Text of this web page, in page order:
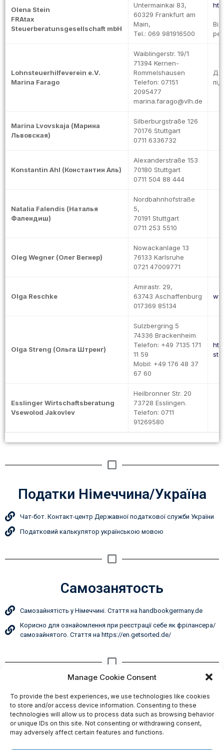
Manage Cookie Consent
To provide the best experiences, we use technologies like cookies
to store and/or access device information. Consenting to these
technologies will allow us to process data such as browsing behavior
or unique IDs on this site. Not consenting or withdrawing consent,
may adversely affect certain features and functions.
Olena Stein
FRAtax
Steuerberatunsgesellschaft mbH
Untermainkai 83,
60329 Frankfurt am
Main,
Tel.: 069 981916500
Lohnsteuerhilfeverein e.V.
Marina Farago
Waiblingerstr. 19/1
71394 Kernen-
Rommelshausen
Telefon: 07151
2095477
marina.farago@vlh.de
Marina Lvovskaja (Марина
Львовская)
Silberburgstraße 126
70176 Stuttgart
0711 6336732
Konstantin Ahl (Константин Аль)
Alexanderstraße 153
70180 Stuttgart
0711 504 88 444
Natalia Falendis (Наталья
Фалендиш)
Nordbahnhofstraße
5,
70191 Stuttgart
0711 253 5510
Oleg Wegner (Олег Вегнер)
Nowackanlage 13
76133 Karlsruhe
0721 47009771
Olga Reschke
Amirastr. 29,
63743 Aschaffenburg
017369 85134
Olga Streng (Ольга Штренг)
Sulzbergring 5
74336 Brackenheim
Telefon: +49 7135 171
11 59
Mobil: +49 176 48 37
67 60
Esslinger Wirtschaftsberatung
Vsewolod Jakovlev
Heilbronner Str. 20
73728 Esslingen.
Telefon: 0711
91269580
Податки Німеччина/Україна
Чат-бот. Контакт-центр Державної податкової служби України
Податковий калькулятор українською мовою
Самозанятость
Самозайнятість у Німеччині. Стаття на handbookgermany.de
Корисно для ознайомлення при реєстрації себе як фрілансера/
самозайнятого. Стаття на https://en.getsorted.de/
публікації, пишіть у наштелеграм канал.